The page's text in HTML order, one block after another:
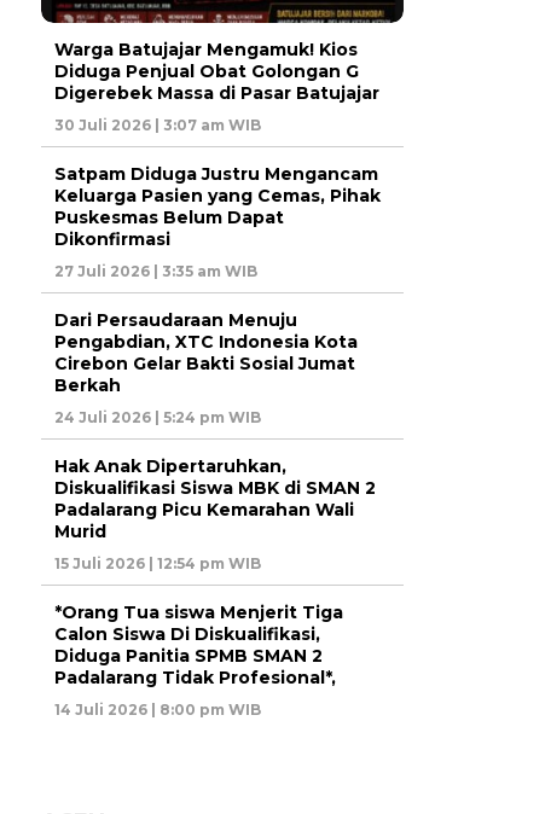
Warga Batujajar Mengamuk! Kios
Diduga Penjual Obat Golongan G
Digerebek Massa di Pasar Batujajar
30 Juli 2026 | 3:07 am WIB
Satpam Diduga Justru Mengancam
Keluarga Pasien yang Cemas, Pihak
Puskesmas Belum Dapat
Dikonfirmasi
27 Juli 2026 | 3:35 am WIB
Dari Persaudaraan Menuju
Pengabdian, XTC Indonesia Kota
Cirebon Gelar Bakti Sosial Jumat
Berkah
24 Juli 2026 | 5:24 pm WIB
Hak Anak Dipertaruhkan,
Diskualifikasi Siswa MBK di SMAN 2
Padalarang Picu Kemarahan Wali
Murid
15 Juli 2026 | 12:54 pm WIB
*Orang Tua siswa Menjerit Tiga
Calon Siswa Di Diskualifikasi,
Diduga Panitia SPMB SMAN 2
Padalarang Tidak Profesional*,
14 Juli 2026 | 8:00 pm WIB